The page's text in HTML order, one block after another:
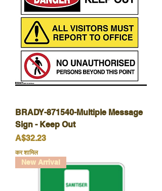
BRADY-871540-Multiple Message
Sign - Keep Out
मूल्य
A$32.23
कर शामिल
New Arrival